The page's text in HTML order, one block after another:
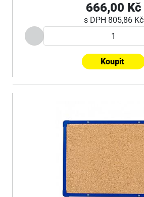
666,00 Kč
s DPH 805,86 Kč
Koupit